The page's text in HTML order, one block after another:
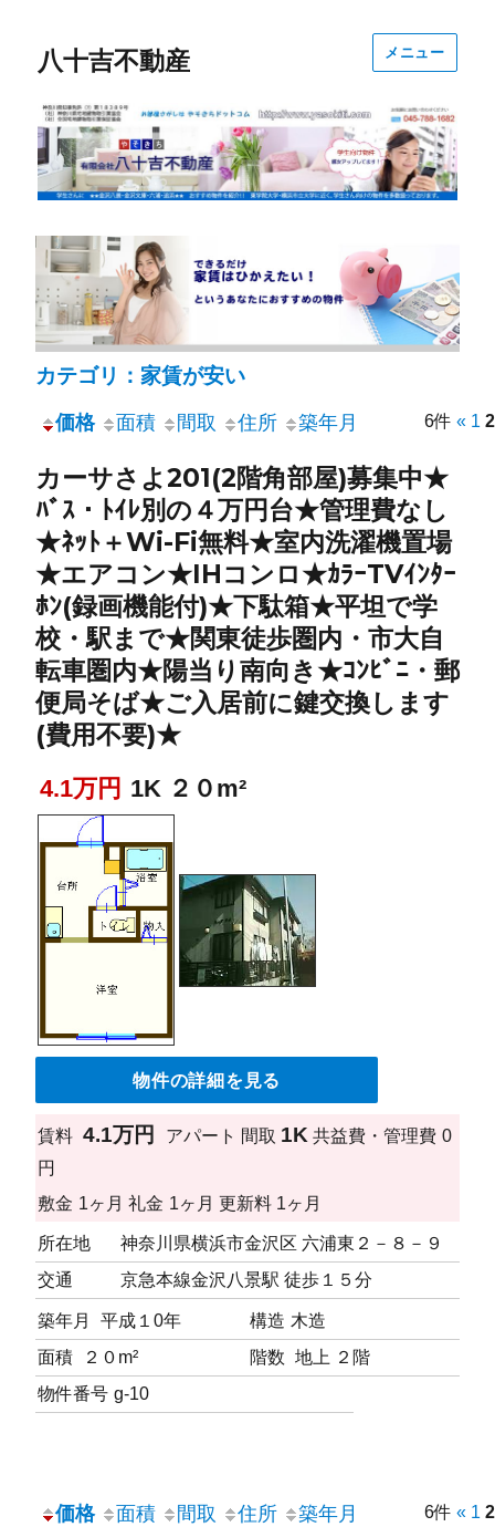
八十吉不動産 メニュー
カテゴリ：家賃が安い
価格 面積 間取 住所 築年月 6件 « 1 2
カーサさよ201(2階角部屋)募集中★
ﾊﾞｽ・ﾄｲﾚ別の４万円台★管理費なし
★ﾈｯﾄ＋Wi-Fi無料★室内洗濯機置場
★エアコン★IHコンロ★ｶﾗｰTVｲﾝﾀｰ
ﾎﾝ(録画機能付)★下駄箱★平坦で学
校・駅まで★関東徒歩圏内・市大自
転車圏内★陽当り南向き★ｺﾝﾋﾞﾆ・郵
便局そば★ご入居前に鍵交換します
(費用不要)★
4.1万円 1K ２０m²
物件の詳細を見る
賃料 4.1万円 アパート 間取 1K 共益費・管理費 0
円
敷金 1ヶ月 礼金 1ヶ月 更新料 1ヶ月
所在地
神奈川県横浜市金沢区 六浦東２－８－９
交通
京急本線金沢八景駅 徒歩１５分
築年月 平成１0年 構造 木造
面積
２０m² 階数 地上 ２階
物件番号 g-10
価格 面積 間取 住所 築年月 6件 « 1 2